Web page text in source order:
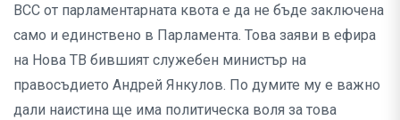
ВСС от парламентарната квота е да не бъде заключена
само и единствено в Парламента. Това заяви в ефира
на Нова ТВ бившият служебен министър на
правосъдието Андрей Янкулов. По думите му е важно
дали наистина ще има политическа воля за това